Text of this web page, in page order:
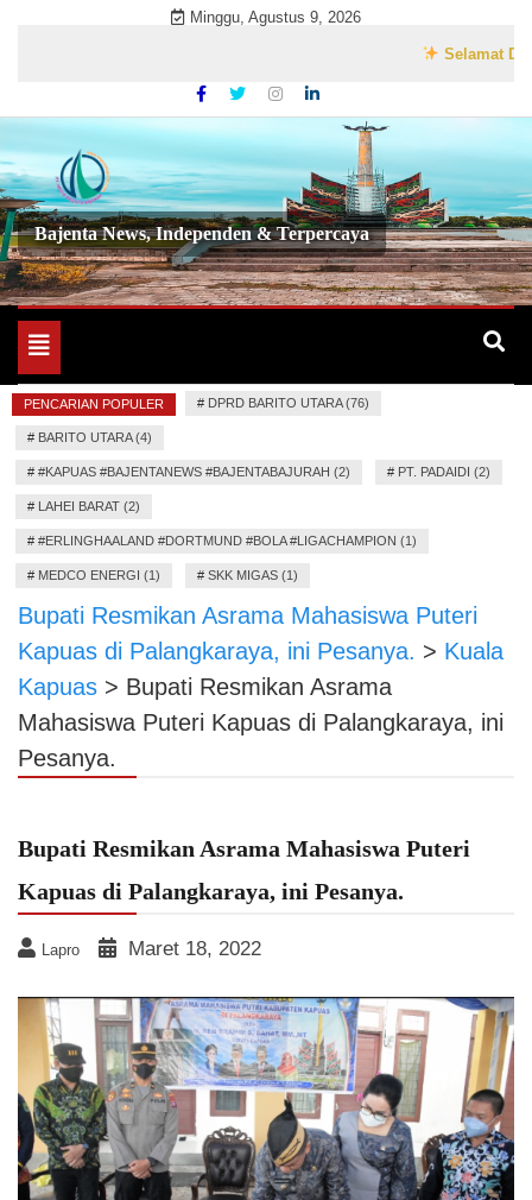
Minggu, Agustus 9, 2026
Selamat
Bajenta News, Independen & Terpercaya
Toggle
navigation
PENCARIAN POPULER # DPRD BARITO UTARA (76)
# BARITO UTARA (4)
# #KAPUAS #BAJENTANEWS #BAJENTABAJURAH (2) # PT. PADAIDI (2)
# LAHEI BARAT (2)
# #ERLINGHAALAND #DORTMUND #BOLA #LIGACHAMPION (1)
# MEDCO ENERGI (1) # SKK MIGAS (1)
Bupati Resmikan Asrama Mahasiswa Puteri
Kapuas di Palangkaraya, ini Pesanya. > Kuala
Kapuas > Bupati Resmikan Asrama
Mahasiswa Puteri Kapuas di Palangkaraya, ini
Pesanya.
Bupati Resmikan Asrama Mahasiswa Puteri
Kapuas di Palangkaraya, ini Pesanya.
Lapro Maret 18, 2022